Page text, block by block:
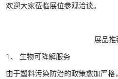
欢迎大家莅临展位参观洽谈。
展品推
1、 生物可降解服务
由于塑料污染防治的政策愈加严格